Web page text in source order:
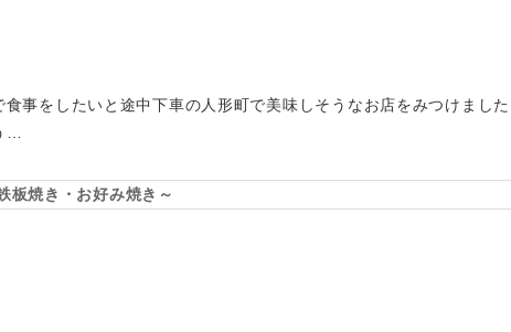
事をしたいと途中下車の人形町で美味しそうなお店をみつけまし
…
焼き・お好み焼き～